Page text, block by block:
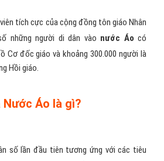
tích cực của cộng đồng tôn giáo Nhân
những người di dân vào nước Áo có
Cơ đốc giáo và khoảng 300.000 người là
Hồi giáo.
Nước Áo là gì?
số lần đầu tiên tương ứng với các tiêu